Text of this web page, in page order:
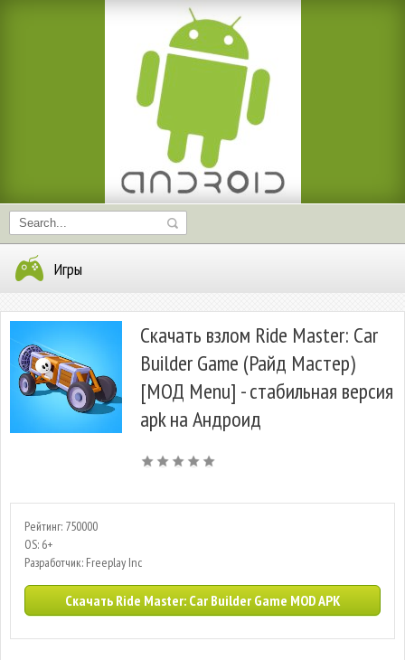
Игры
Скачать взлом Ride Master: Car
Builder Game (Райд Мастер)
[МОД Menu] - стабильная версия
apk на Андроид
Рейтинг: 750000
OS: 6+
Разработчик: Freeplay Inc
Скачать Ride Master: Car Builder Game MOD APK